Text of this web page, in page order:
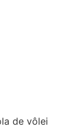
de vôlei